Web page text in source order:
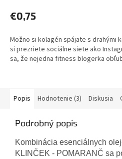
produktu
je
z
5
hviezdičiek.
€0,75
Možno si kolagén spájate s drahými
si prezriete sociálne siete ako
sa, že nejedna fitness blogerka
Popis Hodnotenie (3) Diskusia
Podrobný popis
Kombinácia esenciálnych
KLINČEK - POMARANČ sa